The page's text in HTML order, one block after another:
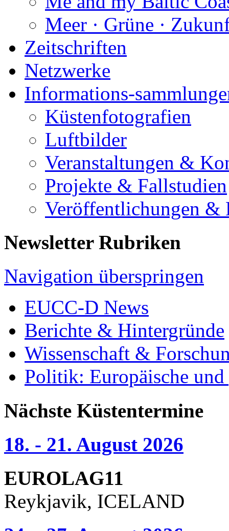
Meer · Grüne ·
Zeitschriften
Netzwerke
Informations-
Küstenfotografien
Luftbilder
Veranstaltungen &
Projekte & Fallstudien
Veröffentlichungen &
Newsletter Rubriken
Navigation überspringen
EUCC-D News
Berichte & Hintergründe
Wissenschaft &
Politik: Europäische
Nächste Küstentermine
18. - 21. August 2026
EUROLAG11
Reykjavik, ICELAND